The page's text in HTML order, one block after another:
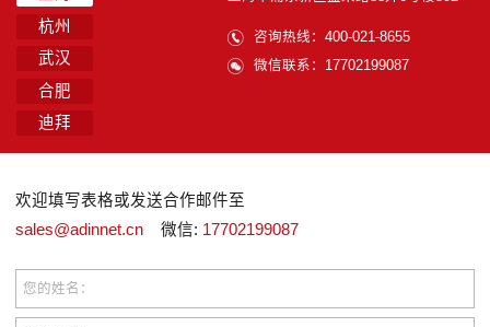
杭州
武汉
合肥
迪拜
咨询热线：400-021-8655
微信联系：17702199087
欢迎填写表格或发送合作邮件至
sales@adinnet.cn 微信: 17702199087
您的姓名：